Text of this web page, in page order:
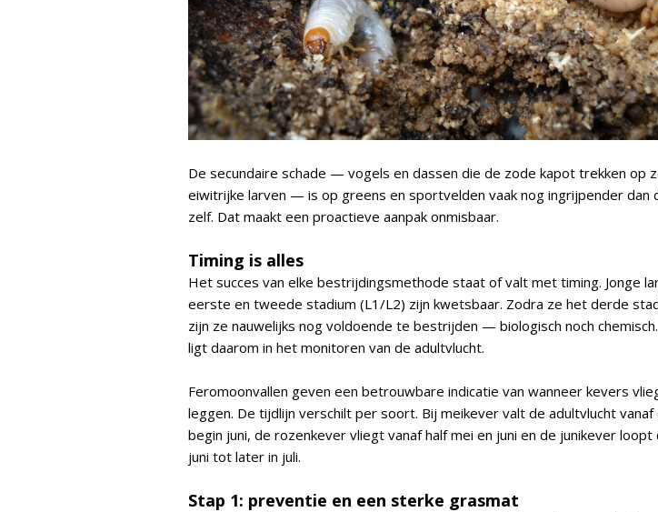
De secundaire schade — vogels en dassen die de zode kapot trekken op
eiwitrijke larven — is op greens en sportvelden vaak nog ingrijpender dan
zelf. Dat maakt een proactieve aanpak onmisbaar.
Timing is alles
Het succes van elke bestrijdingsmethode staat of valt met timing. Jonge
eerste en tweede stadium (L1/L2) zijn kwetsbaar. Zodra ze het derde
zijn ze nauwelijks nog voldoende te bestrijden — biologisch noch
ligt daarom in het monitoren van de adultvlucht.
Feromoonvallen geven een betrouwbare indicatie van wanneer kevers
leggen. De tijdlijn verschilt per soort. Bij meikever valt de adultvlucht
begin juni, de rozenkever vliegt vanaf half mei en juni en de junikever loopt
juni tot later in juli.
Stap 1: preventie en een sterke grasmat